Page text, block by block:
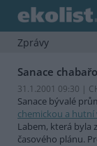
Zprávy
Sanace
31.1.2001 09:30 |
Sanace bývalé
chemickou a hutní
Labem, která byla
časového plánu.